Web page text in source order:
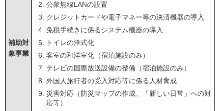
補助対
象事業
公衆無線LANの設置
クレジットカードや電子マネー等の決済機器の導入
免税手続きに係るシステム機器の導入
トイレの洋式化
客室の和洋室化（宿泊施設のみ）
テレビの国際放送設備の整備（宿泊施設のみ）
外国人旅行者の受入対応等に係る人材育成
災害対応（防災マップの作成、「新しい日常」への対
応等）